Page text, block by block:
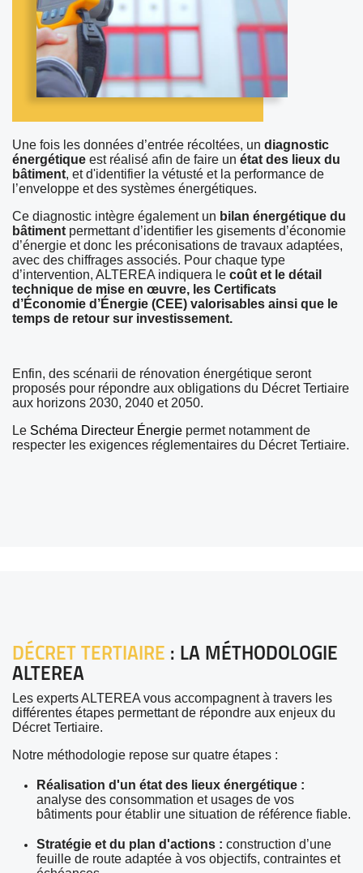
Une fois les données d’entrée récoltées, un diagnostic
énergétique est réalisé afin de faire un état des lieux du
bâtiment, et d'identifier la vétusté et la performance de
l’enveloppe et des systèmes énergétiques.
Ce diagnostic intègre également un bilan énergétique du
bâtiment permettant d’identifier les gisements d’économie
d’énergie et donc les préconisations de travaux adaptées,
avec des chiffrages associés. Pour chaque type
d’intervention, ALTEREA indiquera le coût et le détail
technique de mise en œuvre, les Certificats
d’Économie d’Énergie (CEE) valorisables ainsi que le
temps de retour sur investissement.
Enfin, des scénarii de rénovation énergétique seront
proposés pour répondre aux obligations du Décret Tertiaire
aux horizons 2030, 2040 et 2050.
Le Schéma Directeur Énergie permet notamment de
respecter les exigences réglementaires du Décret Tertiaire.
DÉCRET TERTIAIRE : LA MÉTHODOLOGIE
ALTEREA
Les experts ALTEREA vous accompagnent à travers les
différentes étapes permettant de répondre aux enjeux du
Décret Tertiaire.
Notre méthodologie repose sur quatre étapes :
Réalisation d'un état des lieux énergétique :
analyse des consommation et usages de vos
bâtiments pour établir une situation de référence fiable.
Stratégie et du plan d'actions : construction d’une
feuille de route adaptée à vos objectifs, contraintes et